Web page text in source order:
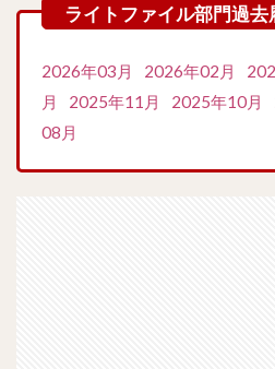
2026年03月 2026年02月
月
2025年11月 2025年10月
08月